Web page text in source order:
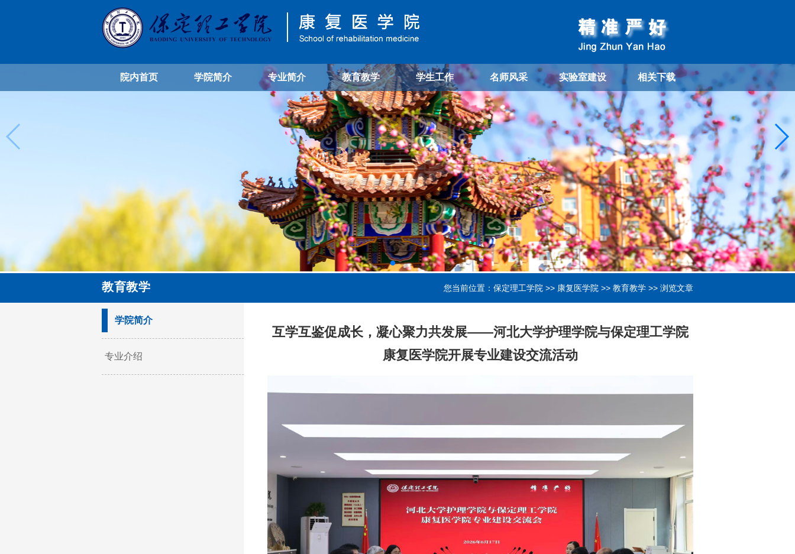
院内首页 学院简介 专业简介 教育教学 学生工作 名师风采 实验室建设 相关下载
您当前位置： 保定理工学院 >> 康复医学院 >> 教育教学 >> 浏览文章
教育教学
学院简介
专业介绍
互学互鉴促成长，凝心聚力共发展——河北大学护理学院与保定理工学院
康复医学院开展专业建设交流活动